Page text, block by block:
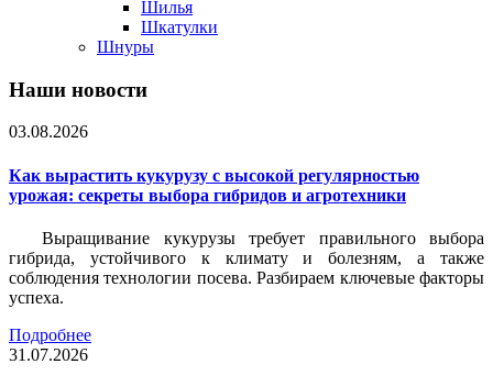
Шилья
Шкатулки
Шнуры
Наши новости
03.08.2026
Как вырастить кукурузу с высокой регулярностью
урожая: секреты выбора гибридов и агротехники
Выращивание кукурузы требует правильного выбора
гибрида, устойчивого к климату и болезням, а также
соблюдения технологии посева. Разбираем ключевые факторы
успеха.
Подробнее
31.07.2026